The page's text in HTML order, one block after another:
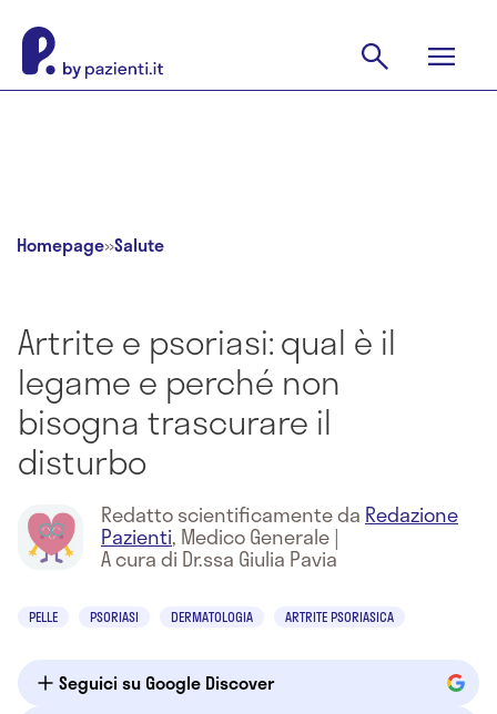
Homepage»Salute
Artrite e psoriasi: qual è il
legame e perché non
bisogna trascurare il
disturbo
Redatto scientificamente da Redazione
Pazienti, Medico Generale|
A cura di Dr.ssa Giulia Pavia
PELLE PSORIASI DERMATOLOGIA ARTRITE PSORIASICA
Seguici su Google Discover